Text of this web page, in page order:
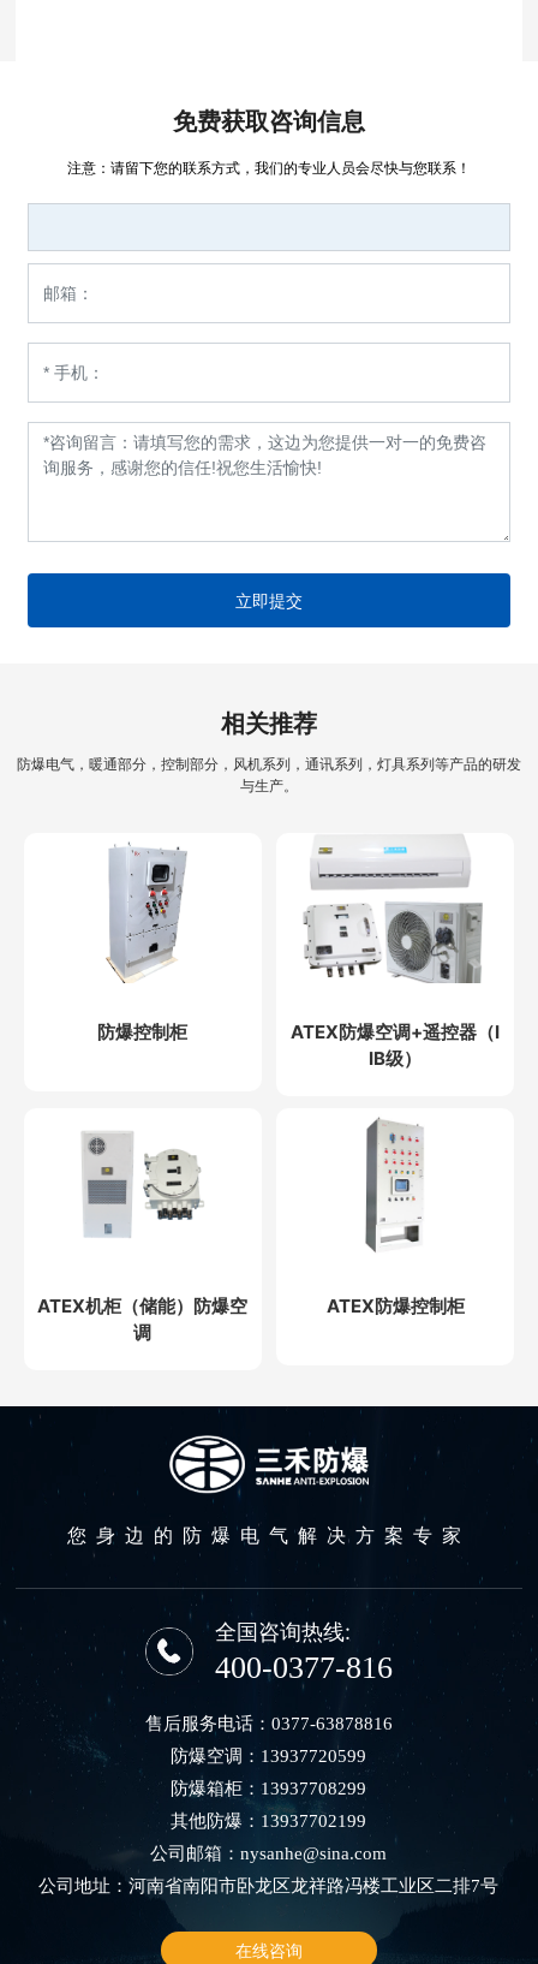
免费获取咨询信息
注意：请留下您的联系方式，我们的专业人员会尽快与您联系！
立即提交
相关推荐
防爆电气，暖通部分，控制部分，风机系列，通讯系列，灯具系列等产品的研发
与生产。
防爆控制柜
ATEX防爆空调+遥控器（I
IB级）
ATEX机柜（储能）防爆空
调
ATEX防爆控制柜
您身边的防爆电气解决方案专家
全国咨询热线:
400-0377-816
售后服务电话： 0377-63878816
防爆空调： 13937720599
防爆箱柜： 13937708299
其他防爆： 13937702199
公司邮箱：nysanhe@sina.com
公司地址：河南省南阳市卧龙区龙祥路冯楼工业区二排7号
在线咨询